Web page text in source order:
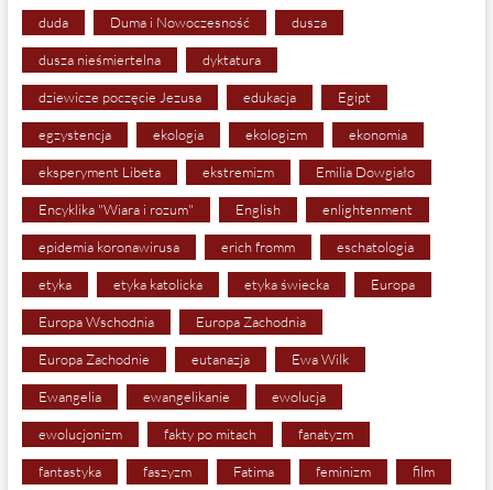
duda Duma i Nowoczesność dusza
dusza nieśmiertelna dyktatura
dziewicze poczęcie Jezusa edukacja Egipt
egzystencja ekologia ekologizm ekonomia
eksperyment Libeta ekstremizm Emilia Dowgiało
Encyklika "Wiara i rozum" English enlightenment
epidemia koronawirusa erich fromm eschatologia
etyka etyka katolicka etyka świecka Europa
Europa Wschodnia Europa Zachodnia
Europa Zachodnie eutanazja Ewa Wilk
Ewangelia ewangelikanie ewolucja
ewolucjonizm fakty po mitach fanatyzm
fantastyka faszyzm Fatima feminizm film